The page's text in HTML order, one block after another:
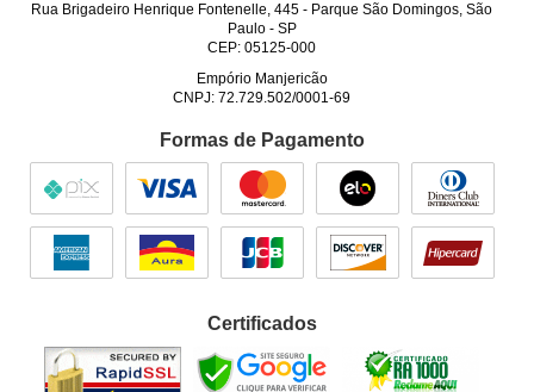
Rua Brigadeiro Henrique Fontenelle, 445 - Parque São Domingos, São
Paulo- SP
CEP: 05125-000
Empório Manjericão
CNPJ: 72.729.502/0001-69
Formas de Pagamento
Certificados